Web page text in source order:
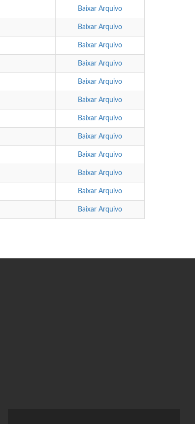
Baixar Arquivo
Baixar Arquivo
Baixar Arquivo
Baixar Arquivo
Baixar Arquivo
Baixar Arquivo
Baixar Arquivo
Baixar Arquivo
Baixar Arquivo
Baixar Arquivo
Baixar Arquivo
Baixar Arquivo